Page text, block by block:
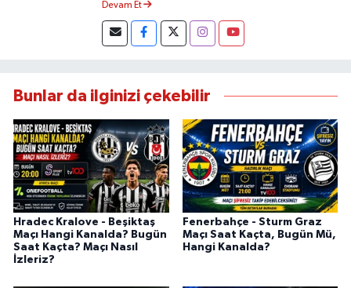
Devam Et
Bunlar da ilginizi çekebilir
Hradec Kralove - Beşiktaş
Maçı Hangi Kanalda? Bugün
Saat Kaçta? Maçı Nasıl
İzleriz?
Fenerbahçe - Sturm Graz
Maçı Saat Kaçta, Bugün Mü,
Hangi Kanalda?